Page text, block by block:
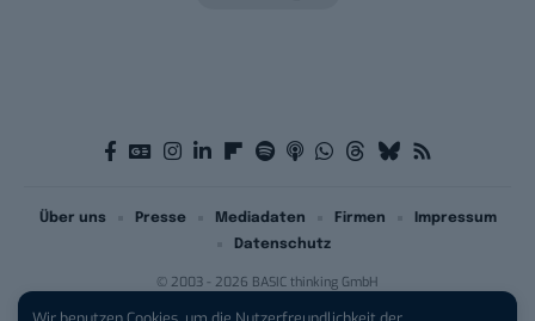
© 2003 - 2026 BASIC thinking GmbH
Über uns Presse Mediadaten Firmen
Impressum
Datenschutz